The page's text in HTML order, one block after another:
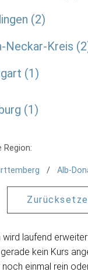
laufend
kein Kurs
einmal rein
2
Neckar-Kreis 2
1
1
Region:
Alb-